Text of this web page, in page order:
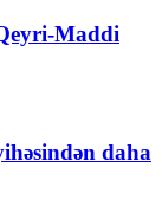
Maddi
daha